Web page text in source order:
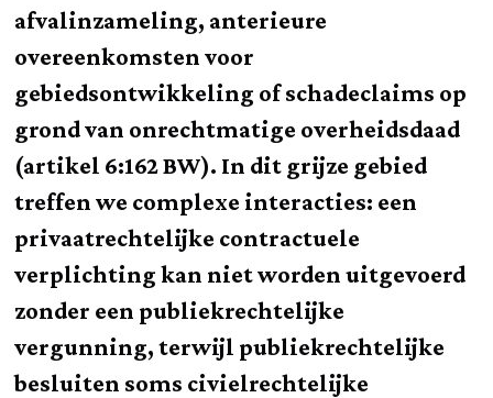
afvalinzameling, anterieure
overeenkomsten voor
gebiedsontwikkeling of schadeclaims op
grond van onrechtmatige overheidsdaad
(artikel 6:162 BW). In dit grijze gebied
treffen we complexe interacties: een
privaatrechtelijke contractuele
verplichting kan niet worden uitgevoerd
zonder een publiekrechtelijke
vergunning, terwijl publiekrechtelijke
besluiten soms civielrechtelijke